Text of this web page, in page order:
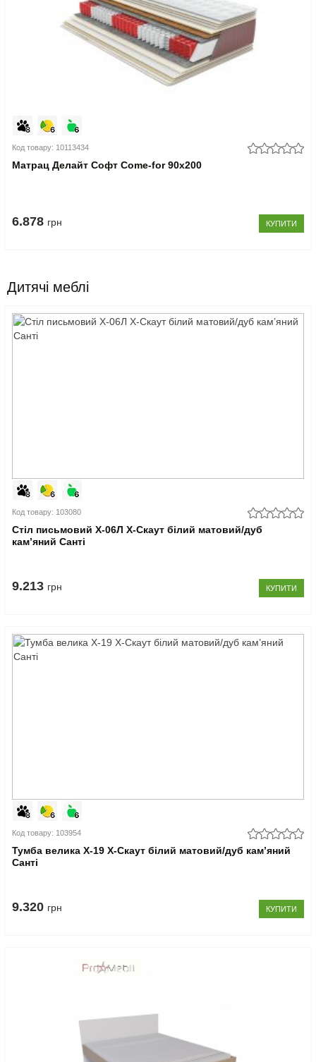
Код товару: 10113434
Матрац Делайт Софт Come-for 90x200
6.878 грн КУПИТИ
Дитячі меблі
Код товару: 103080
Стіл письмовий Х-06Л X-Скаут білий матовий/дуб
кам’яний Санті
9.213 грн КУПИТИ
Код товару: 103954
Тумба велика Х-19 X-Скаут білий матовий/дуб кам’яний
Санті
9.320 грн КУПИТИ